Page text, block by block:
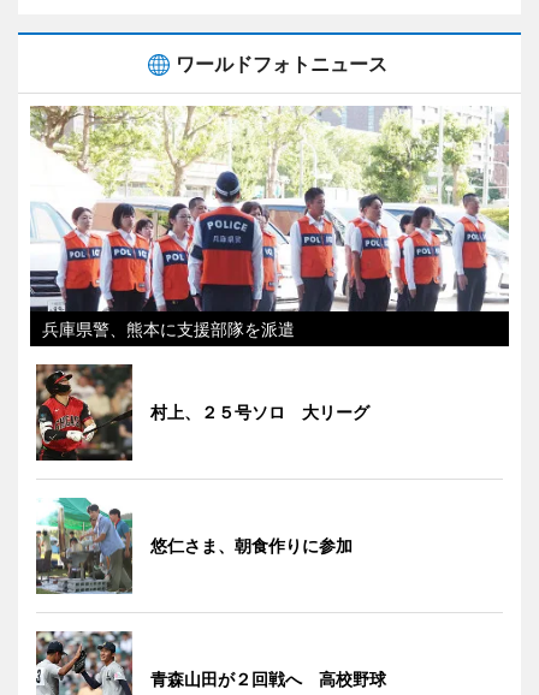
ワールドフォトニュース
兵庫県警、熊本に支援部隊を派遣
村上、２５号ソロ 大リーグ
悠仁さま、朝食作りに参加
青森山田が２回戦へ 高校野球